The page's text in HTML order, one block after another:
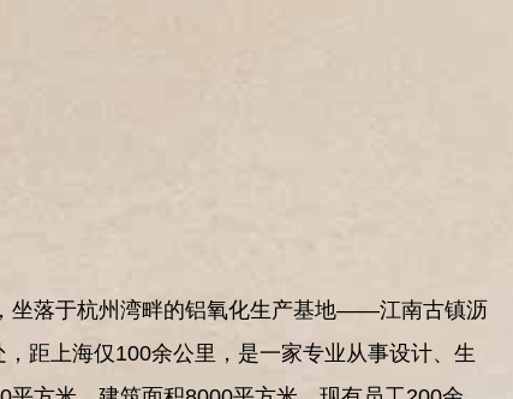
坐落于杭州湾畔的铝氧化生产基地——江南古镇沥
距上海仅100余公里，是一家专业从事设计、生